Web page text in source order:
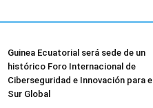
Guinea Ecuatorial será sede de un
histórico Foro Internacional de
Ciberseguridad e Innovación para el
Sur Global